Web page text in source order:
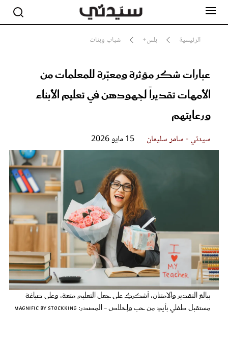
الرئيسية بلس+ شباب وبنات
عبارات شكر مؤثرة ومعبّرة للمعلمات من
الأمهات تقديراً لجهودهن في تعليم الأبناء
ورعايتهم
سيدتي - سامر سليمان 15 مايو 2026
ببالغ التقدير والامتنان، أشكركِ على جعل التعليم متعة، وعلى صياغة
مستقبل طفلي بأيدٍ من حب وإخلاص - المصدر: magnific by stockking
مشاهير
أناقة
جمال
سيدتي وطفلك
بلس+
عروس سيدتي